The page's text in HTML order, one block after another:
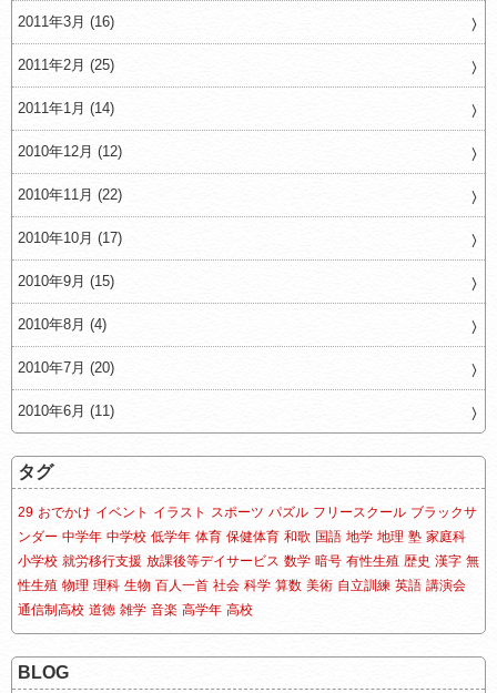
2011年3月 (16)
2011年2月 (25)
2011年1月 (14)
2010年12月 (12)
2010年11月 (22)
2010年10月 (17)
2010年9月 (15)
2010年8月 (4)
2010年7月 (20)
2010年6月 (11)
タグ
29 おでかけ イベント イラスト スポーツ パズル フリースクール ブラックサ
ンダー 中学年 中学校 低学年 体育 保健体育 和歌 国語 地学 地理 塾 家庭科
小学校 就労移行支援 放課後等デイサービス 数学 暗号 有性生殖 歴史 漢字 無
性生殖 物理 理科 生物 百人一首 社会 科学 算数 美術 自立訓練 英語 講演会
通信制高校 道徳 雑学 音楽 高学年 高校
BLOG